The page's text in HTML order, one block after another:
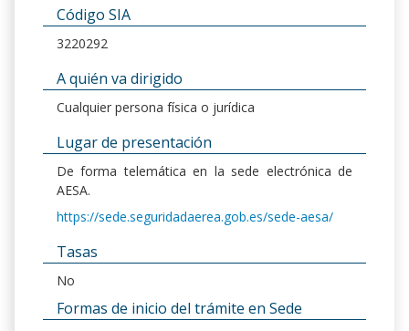
Código SIA
3220292
A quién va dirigido
Cualquier persona física o jurídica
Lugar de presentación
De forma telemática en la sede electrónica de
AESA.
https://sede.seguridadaerea.gob.es/sede-aesa/
Tasas
No
Formas de inicio del trámite en Sede